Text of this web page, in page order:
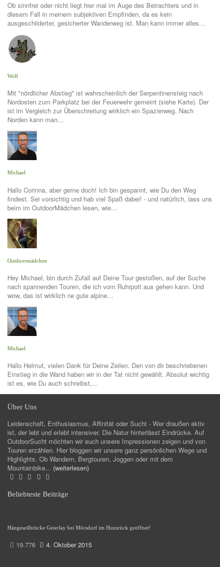
Ob sinnfrei oder nicht liegt hier mal im Auge des Betrachters und in
diesem Fall in meinem subjektiven Empfinden, da es kein
ausgeschilderter, gesicherter Wanderweg ist. Man kann immer alles…
Wolf
Mit "nördlicher Abstieg" ist wahrscheinlich der Serpentinensteig nach
Nordosten zum Parkplatz bei der Feuerwehr gemeint (siehe Karte). Der
ist im Vergleich zur Überschreitung wirklich ein Spazierweg. Nach
Norden kann man…
Michael
Hallo Corinna, aber gerne doch! Ich bin gespannt, wie Du den Weg
findest. Sei vorsichtig und hab viel Spaß dabei! - und natürlich, lass uns
beim im OutdoorMädchen lesen, wie…
Outdoormädchen
Hey Michael, bin durch Zufall auf Deine Tour gestoßen, auf der Suche
nach spannenden Touren, die ich vom Ruhrpott aus gehen kann. Und
wow, das ist wirklich ne gute alpine…
Michael
Hallo Helmut, vielen Dank für Deine Zeilen. Den von dir beschriebenen
Einstieg in die Wand haben wir in der Tat nicht gewählt. Absolut wichtig
ist es, wie Du auch schreibst,…
Über Uns
Leidenschaft, Enthusiasmus, Affinität oder Sucht - Wer draußen aktiv
ist, der lebt und erlebt intensiver. Die Natur hinterlässt Eindrücke. Auf
OutdoorSucht möchten wir euch unsere Impressionen zeigen und von
Touren erzählen. Hier bloggen wir unsere ganz persönlichen Wege und
Highlights. Ob Wandern, Bergtouren, Joggen oder mit dem
Mountainbike... (weiterlesen)
Beliebteste Beiträge
Hängeseilbrücke Geierlay bei Mörsdorf im Hunsrück geöffnet!
19.776 4. Oktober 2015